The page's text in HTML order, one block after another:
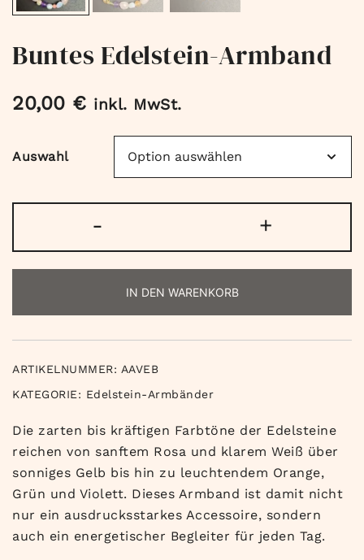
Buntes Edelstein-Armband
20,00 € inkl. MwSt.
Auswahl
-
Armband
+
IN DEN WARENKORB
ARTIKELNUMMER: AAVEB
KATEGORIE: Edelstein-Armbänder
Die zarten bis kräftigen Farbtöne der Edelsteine
reichen von sanftem Rosa und klarem Weiß über
sonniges Gelb bis hin zu leuchtendem Orange,
Grün und Violett. Dieses Armband ist damit nicht
nur ein ausdrucksstarkes Accessoire, sondern
auch ein energetischer Begleiter für jeden Tag.